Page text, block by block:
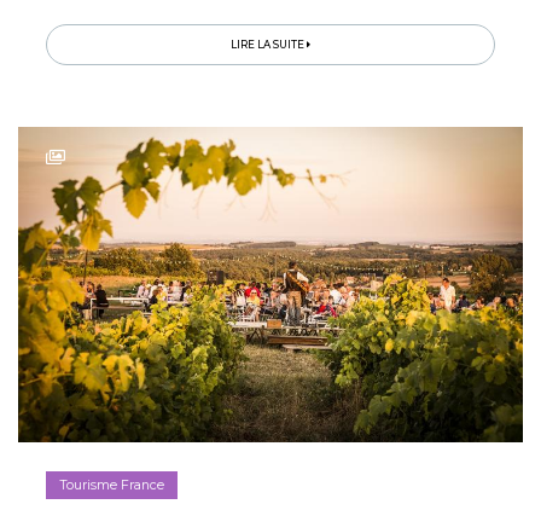
Lisez ce guide...
LIRE LA SUITE
Tourisme France